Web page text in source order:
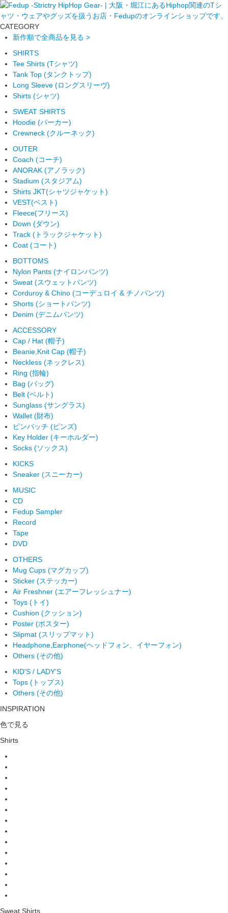
CATEGORY
新作順で全商品を見る >
SHIRTS
Tee Shirts (Tシャツ)
Tank Top (タンクトップ)
Long Sleeve (ロングスリーヴ)
Shirts (シャツ)
SWEAT SHIRTS
Hoodie (パーカー)
Crewneck (クルーネック)
OUTER
Coach (コーチ)
ANORAK (アノラック)
Stadium (スタジアム)
Shirts JKT(シャツジャケット)
VEST(ベスト)
Fleece(フリース)
Down (ダウン)
Track (トラックジャケット)
Coat (コート)
BOTTOMS
Nylon Pants (ナイロンパンツ)
Sweat (スウェットパンツ)
Corduroy & Chino (コーデュロイ & チノパンツ)
Shorts (ショートパンツ)
Denim (デニムパンツ)
ACCESSORY
Cap / Hat (帽子)
Beanie,Knit Cap (帽子)
Neckless (ネックレス)
Ring (指輪)
Bag (バッグ)
Belt (ベルト)
Sunglass (サングラス)
Wallet (財布)
ピンバッチ (ピンズ)
Key Holder (キーホルダー)
Socks (ソックス)
KICKS
Sneaker (スニーカー)
MUSIC
CD
Fedup Sampler
Record
Tape
DVD
OTHERS
Mug Cups (マグカップ)
Sticker (ステッカー)
Air Freshner (エアーフレッシュナー)
Toys (トイ)
Cushion (クッション)
Poster (ポスター)
Slipmat (スリップマット)
Headphone,Earphone(ヘッドフォン、イヤーフォン)
Others (その他)
KID'S / LADY'S
Tops (トップス)
Others (その他)
INSPIRATION
色で見る
Shirts
Sweat Shirts